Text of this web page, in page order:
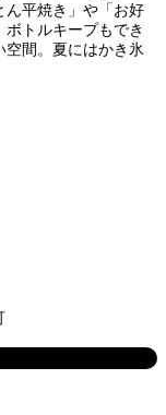
ん平焼き」や「お好
トルキープもでき
空間。夏にはかき氷